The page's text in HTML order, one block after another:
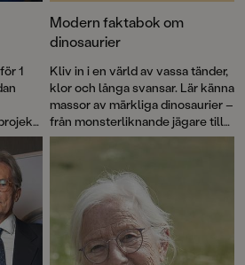
1
år
Modern faktabok om
dinosaurier
Kliv in i en värld av vassa tänder,
klor och långa svansar. Lär känna
massor av märkliga dinosaurier –
från monsterliknande jägare till
vandrande höghus. Vem var
vilka dinosaurier lever
fortfarande på vår planet? Martin
Emtenäs och Jonas Källberg har
skapat en modern och
annorlunda bok, full av lättläst
och spännande urtidskunskap.